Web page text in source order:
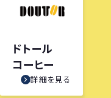
ドトール
コーヒー
詳細を見る